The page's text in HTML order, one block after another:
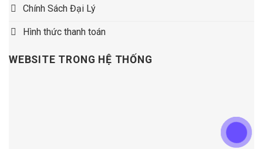
Chính Sách Đại Lý
Hình thức thanh toán
WEBSITE TRONG HỆ THỐNG